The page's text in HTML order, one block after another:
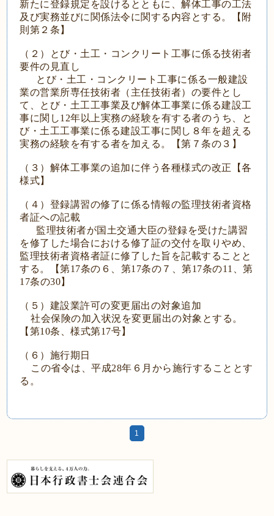
新たに登録規定を設けるとともに、解体工事の工法
及び実務並びに関係法令に関する内容とする。【附
則第２条】
（２）とび・土工・コンクリート工事に係る技術者
要件の見直し
とび・土工・コンクリート工事に係る一般建設
業の営業所専任技術者（主任技術者）の要件とし
て、とび・土工工事業及び解体工事業に係る建設工
事に関し12年以上実務の経験を有する者のうち、と
び・土工工事業に係る建設工事に関し８年を超える
実務の経験を有する者を加える。【第７条の３】
（３）解体工事業の追加に伴う各種様式の改正【各
様式】
（４）登録講習の修了に係る情報の監理技術者資格
者証への記載
監理技術者が国土交通大臣の登録を受けた講習
を修了した場合における修了証の交付を取りやめ、
監理技術者資格者証に修了した旨を記載することと
する。【第17条の６、第17条の７、第17条の11、第
17条の30】
（５）建設業許可の変更届出の対象追加
社会保険の加入状況を変更届出の対象とする。
【第10条、様式第17号】
（６）施行期日
この省令は、平成28年６月から施行することとす
る。
1